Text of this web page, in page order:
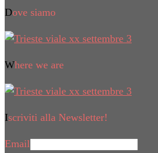
Dove siamo
Where we are
Iscriviti alla Newsletter!
Email